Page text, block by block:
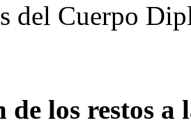
del Cuerpo
de los restos